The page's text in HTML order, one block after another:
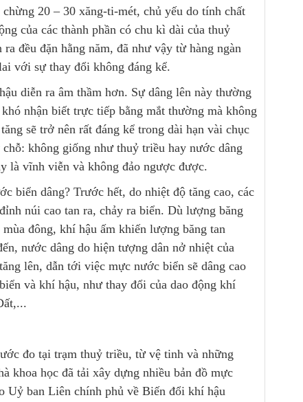
20 – 30 xăng-ti-mét, chủ yếu do tính chất
của các thành phần có chu kì dài của thuỷ
đều đặn hằng năm, đã như vậy từ hàng ngàn
với sự thay đổi không đáng kể.
diễn ra âm thầm hơn. Sự dâng lên này thường
nhận biết trực tiếp bằng mắt thường mà không
sẽ trở nên rất đáng kể trong dài hạn vài chục
không giống như thuỷ triều hay nước dâng
là vĩnh viễn và không đảo ngược được.
biển dâng? Trước hết, do nhiệt độ tăng cao, các
núi cao tan ra, chảy ra biển. Dù lượng băng
đông, khí hậu ấm khiến lượng băng tan
nước dâng do hiện tượng dân nở nhiệt của
lên, dẫn tới việc mực nước biển sẽ dâng cao
và khí hậu, như thay đổi của dao động khí
đo tại trạm thuỷ triều, từ vệ tinh và những
khoa học đã tải xây dựng nhiều bản đồ mực
Uỷ ban Liên chính phủ về Biến đổi khí hậu